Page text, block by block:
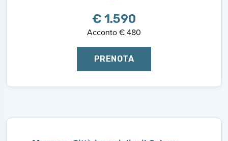
€ 1.590
Acconto € 480
PRENOTA